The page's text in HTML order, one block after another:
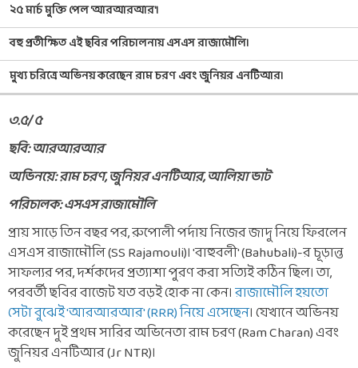
২৫ মার্চ মুক্তি পেল 'আরআরআর'।
বহু প্রতীক্ষিত এই ছবির পরিচালনায় এসএস রাজামৌলি।
মুখ্য চরিত্রে অভিনয় করেছেন রাম চরণ এবং জুনিয়র এনটিআর।
৩.৫/ ৫
ছবি: আরআরআর
অভিনয়ে: রাম চরণ, জুনিয়র এনটিআর, আলিয়া ভাট
পরিচালক: এসএস রাজামৌলি
প্রায় সাড়ে তিন বছর পর, রুপোলী পর্দায় নিজের জাদু নিয়ে ফিরলেন
এসএস রাজামৌলি (SS Rajamouli)। 'বাহুবলী' (Bahubali)-র চূড়ান্ত
সাফল্যর পর, দর্শকদের প্রত্যাশা পুরণ করা সত্যিই কঠিন ছিল। তা,
পরবর্তী ছবির বাজেট যত বড়ই হোক না কেন।রাজামৌলি হয়তো
সেটা বুঝেই 'আরআরআর' (RRR) নিয়ে এসেছেন। যেখানে অভিনয়
করেছেন দুই প্রথম সারির অভিনেতা রাম চরণ (Ram Charan) এবং
জুনিয়র এনটিআর (Jr NTR)।